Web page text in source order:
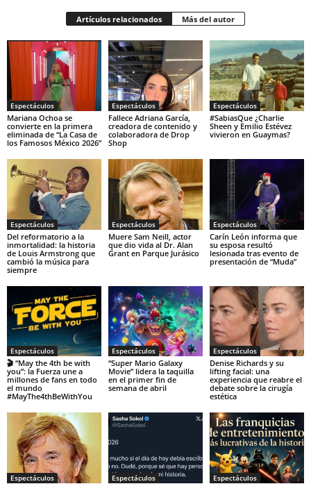
Artículos relacionados Más del autor
Espectáculos
Mariana Ochoa se
convierte en la primera
eliminada de “La Casa de
los Famosos México 2026”
Espectáculos
Fallece Adriana García,
creadora de contenido y
colaboradora de Drop
Shop
Espectáculos
#SabiasQue ¿Charlie
Sheen y Emilio Estévez
vivieron en Guaymas?
Espectáculos
Del reformatorio a la
inmortalidad: la historia
de Louis Armstrong que
cambió la música para
siempre
Espectáculos
Muere Sam Neill, actor
que dio vida al Dr. Alan
Grant en Parque Jurásico
Espectáculos
Carín León informa que
su esposa resultó
lesionada tras evento de
presentación de “Muda”
Espectáculos
🎬 “May the 4th be with
you”: la Fuerza une a
millones de fans en todo
el mundo
#MayThe4thBeWithYou
Espectáculos
“Super Mario Galaxy
Movie” lidera la taquilla
en el primer fin de
semana de abril
Espectáculos
Denise Richards y su
lifting facial: una
experiencia que reabre el
debate sobre la cirugía
estética
Espectáculos Espectáculos Espectáculos